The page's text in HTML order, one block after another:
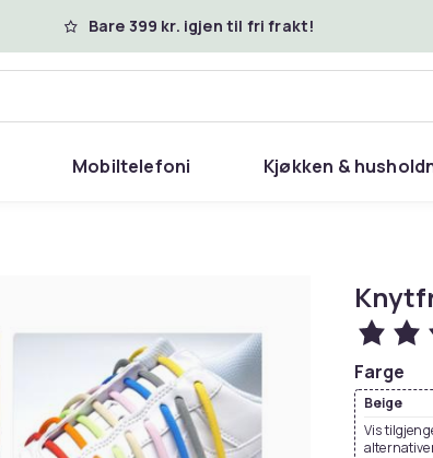
Bare 399 kr. igjen til fri frakt!
Mobiltelefoni Kjøkken &
Farge
Beige
Vis